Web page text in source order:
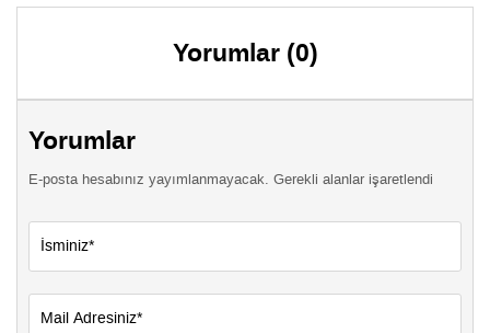
Yorumlar (0)
Yorumlar
E-posta hesabınız yayımlanmayacak. Gerekli alanlar işaretlendi